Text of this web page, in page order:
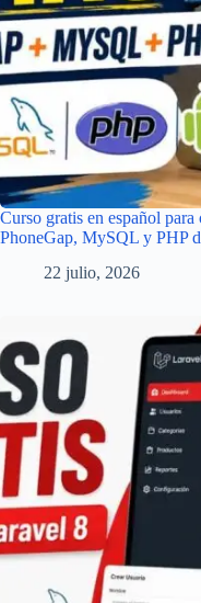
Curso gratis en español
PhoneGap, MySQL y PHP
22 julio, 2026